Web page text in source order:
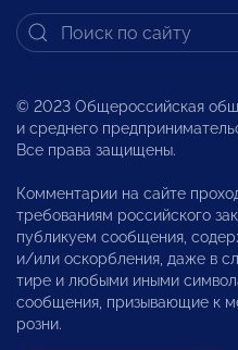
© 2023 Общероссийская
и среднего
Все права защищены.
Комментарии на сайте
требованиям российского
публикуем сообщения,
и/или оскорбления, даже в
тире и любыми иными
сообщения, призывающие к
розни.